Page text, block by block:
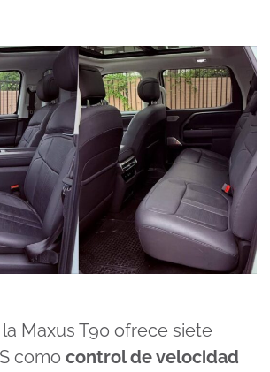
Maxus T90 ofrece siete
como control de velocidad